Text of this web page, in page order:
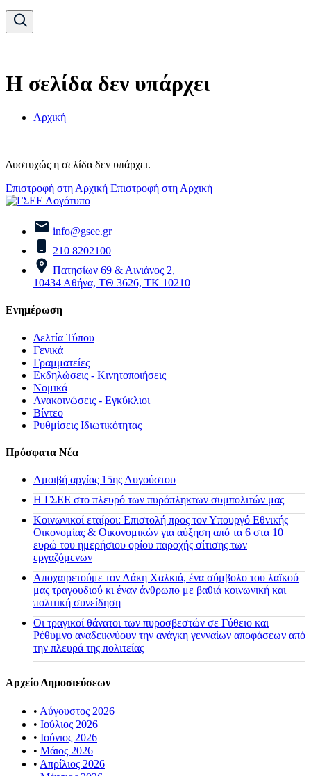
Η σελίδα δεν υπάρχει
Αρχική
Δυστυχώς η σελίδα δεν υπάρχει.
Επιστροφή στη Αρχική Επιστροφή στη Αρχική
info@gsee.gr
210 8202100
Πατησίων 69 & Αινιάνος 2,
10434 Αθήνα, ΤΘ 3626, ΤΚ 10210
Ενημέρωση
Δελτία Τύπου
Γενικά
Γραμματείες
Εκδηλώσεις - Κινητοποιήσεις
Νομικά
Ανακοινώσεις - Εγκύκλιοι
Βίντεο
Ρυθμίσεις Ιδιωτικότητας
Πρόσφατα Νέα
Αμοιβή αργίας 15ης Αυγούστου
H ΓΣΕΕ στο πλευρό των πυρόπληκτων συμπολιτών μας
Κοινωνικοί εταίροι: Επιστολή προς τον Υπουργό Εθνικής
Οικονομίας & Οικονομικών για αύξηση από τα 6 στα 10
ευρώ του ημερήσιου ορίου παροχής σίτισης των
εργαζόμενων
Αποχαιρετούμε τον Λάκη Χαλκιά, ένα σύμβολο του λαϊκού
μας τραγουδιού κι έναν άνθρωπο με βαθιά κοινωνική και
πολιτική συνείδηση
Οι τραγικοί θάνατοι των πυροσβεστών σε Γύθειο και
Ρέθυμνο αναδεικνύουν την ανάγκη γενναίων αποφάσεων από
την πλευρά της πολιτείας
Αρχείο Δημοσιεύσεων
• Αύγουστος 2026
• Ιούλιος 2026
• Ιούνιος 2026
• Μάιος 2026
• Απρίλιος 2026